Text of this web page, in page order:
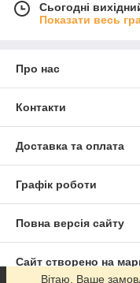
Сьогодні
Показати весь
Про нас
Контакти
Доставка та оплата
Графік роботи
Повна версія сайту
Сайт створено на
Вітаю. Ваше